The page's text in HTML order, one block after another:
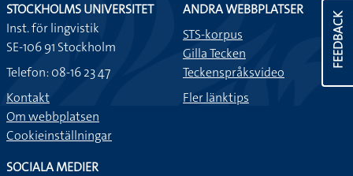
FEEDBACK
STOCKHOLMS UNIVERSITET
Inst. för lingvistik
SE-106 91 Stockholm
Telefon: 08-16 23 47
Kontakt
Om webbplatsen
Cookieinställningar
ANDRA WEBBPLATSER
STS-korpus
Gilla Tecken
Teckenspråksvideo
Fler länktips
SOCIALA MEDIER